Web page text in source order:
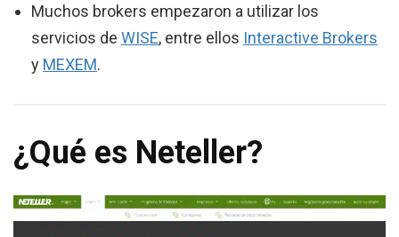
Muchos brokers empezaron a utilizar los
servicios de WISE, entre ellos Interactive Brokers
y MEXEM.
¿Qué es Neteller?